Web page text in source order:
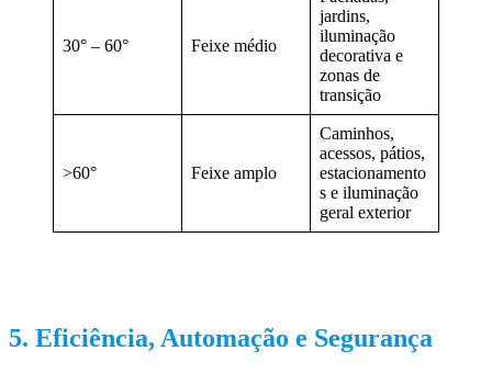
30° – 60° Feixe médio
jardins,
iluminação
decorativa e
zonas de
transição
>60° Feixe amplo
Caminhos,
acessos, pátios,
estacionamento
s e iluminação
geral exterior
5. Eficiência, Automação e Segurança